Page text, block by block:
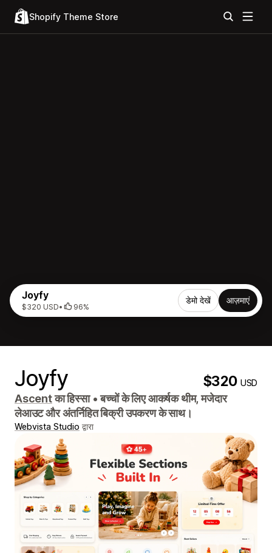
Shopify Theme Store
Joyfy
$320 USD• 96%
डेमो देखें आज़माएं
Joyfy $320USD
Ascentका हिस्सा •बच्चों के लिए आकर्षक थीम, मजेदार
लेआउट और अंतर्निहित बिक्री उपकरण के साथ।
Webvista Studio द्वारा